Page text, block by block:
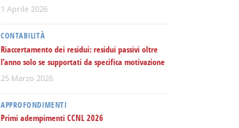
1 Aprile 2026
CONTABILITÀ
Riaccertamento dei residui: residui passivi oltre
l’anno solo se supportati da specifica motivazione
25 Marzo 2026
APPROFONDIMENTI
Primi adempimenti CCNL 2026